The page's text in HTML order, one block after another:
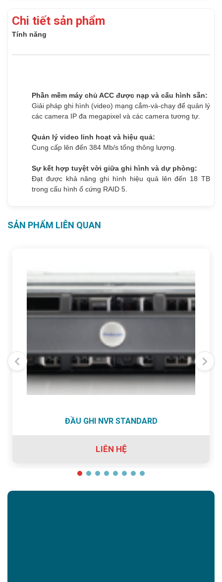
Chi tiết sản phẩm
Tính năng
Phần mềm máy chủ ACC được nạp và cấu hình sẵn:
Giải pháp ghi hình (video) mạng cắm-và-chạy để quản lý
các camera IP đa megapixel và các camera tương tự.
Quản lý video linh hoạt và hiệu quả:
Cung cấp lên đến 384 Mb/s tổng thông lượng.
Sự kết hợp tuyệt vời giữa ghi hình và dự phòng:
Đạt được khả năng ghi hình hiệu quả lên đến 18 TB
trong cấu hình ổ cứng RAID 5.
SẢN PHẨM LIÊN QUAN
ĐẦU GHI NVR STANDARD
LIÊN HỆ